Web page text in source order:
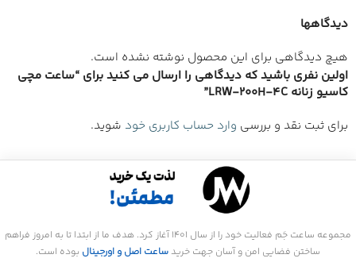
دیدگاهها
هیچ دیدگاهی برای این محصول نوشته نشده است.
اولین نفری باشید که دیدگاهی را ارسال می کنید برای “ساعت مچی
کاسیو زنانه LRW-200H-4C”
برای ثبت نقد و بررسی وارد حساب کاربری خود شوید.
مجموعه ساعت جَم فعالیت خود را از سال 1401 آغاز کرد. هدف ما از ابتدا تا به امروز فراهم
ساختن فضایی امن و آسان جهت خرید ساعت اصل و اورجینال بوده است.